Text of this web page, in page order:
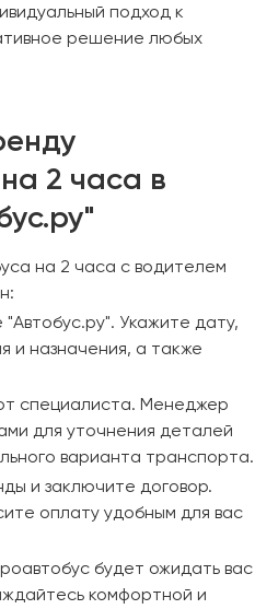
подход к
решение любых
2 часа в
на 2 часа с водителем
"Автобус.ру". Укажите дату,
и назначения, а также
специалиста. Менеджер
для уточнения деталей
варианта транспорта.
и заключите договор.
оплату удобным для вас
будет ожидать вас
комфортной и